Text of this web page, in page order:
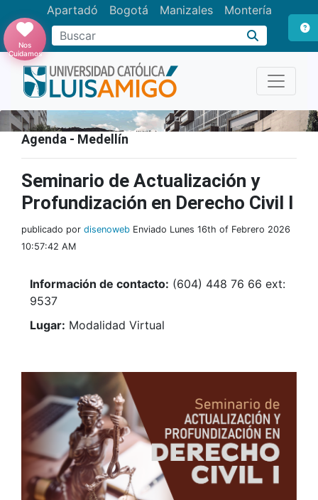
Apartadó Bogotá Manizales Montería
Buscar
Nos
Cuidamos
Agenda - Medellín
Seminario de Actualización y
Profundización en Derecho Civil I
publicado por disenoweb Enviado Lunes 16th of Febrero 2026
10:57:42 AM
Información de contacto: (604) 448 76 66 ext:
9537
Lugar: Modalidad Virtual